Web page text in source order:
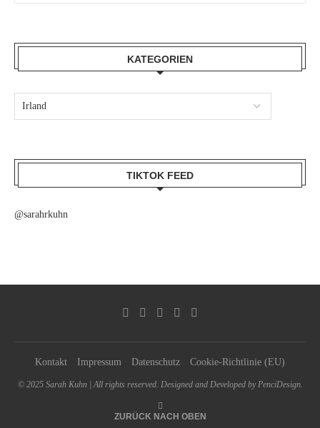
KATEGORIEN
TIKTOK FEED
@sarahrkuhn
Kontakt Impressum Datenschutz Cookie-Richtlinie (EU)
© 2025 Sarah Kuhn | All rights reserved. Designed and Developed by PenciDesign.
ZURÜCK NACH OBEN